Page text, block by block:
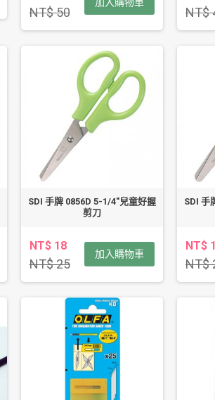
NT$ 50 NT$
SDI 手牌 0856D 5-1/4"兒童好握
剪刀
NT$ 18
NT$ 25
加入購物車
SDI 手
NT$
NT$